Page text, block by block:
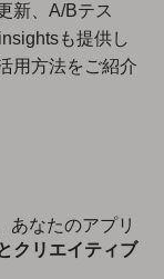
新、A/Bテス
も提供し
用方法をご紹介
あなたのアプリ
クリエイティブ